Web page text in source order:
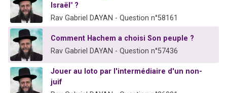
Israël" ?
Rav Gabriel DAYAN - Question n°58161
Comment Hachem a choisi Son peuple ?
Rav Gabriel DAYAN - Question n°57436
Jouer au loto par l'intermédiaire d'un non-
juif